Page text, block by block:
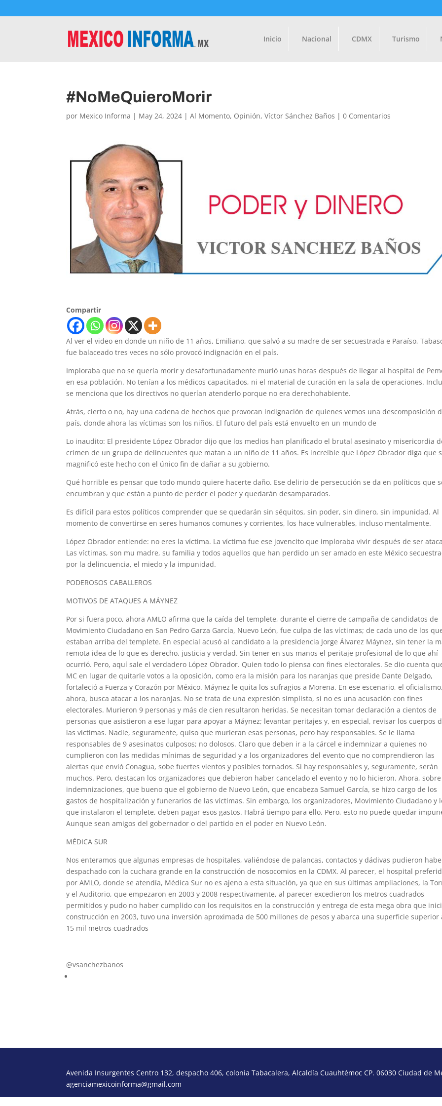
Inicio Nacional CDMX Turismo
#NoMeQuieroMorir
por Mexico Informa | May 24, 2024 |Al Momento, Opinión,Víctor Sánchez Baños |0 Comentarios
Compartir
Al ver el video en donde un niño de 11 años, Emiliano, que salvó a su madre de ser secuestrada e Paraíso,
fue balaceado tres veces no sólo provocó indignación en el país.
Imploraba que no se quería morir y desafortunadamente murió unas horas después de llegar al hospital de
en esa población. No tenían a los médicos capacitados, ni el material de curación en la sala de operaciones.
se menciona que los directivos no querían atenderlo porque no era derechohabiente.
Atrás, cierto o no, hay una cadena de hechos que provocan indignación de quienes vemos una descomposición
país, donde ahora las víctimas son los niños. El futuro del país está envuelto en un mundo de
Lo inaudito: El presidente López Obrador dijo que los medios han planificado el brutal asesinato y misericordia
crimen de un grupo de delincuentes que matan a un niño de 11 años. Es increíble que López Obrador diga que
magnificó este hecho con el único fin de dañar a su gobierno.
Qué horrible es pensar que todo mundo quiere hacerte daño. Ese delirio de persecución se da en políticos que
encumbran y que están a punto de perder el poder y quedarán desamparados.
Es difícil para estos políticos comprender que se quedarán sin séquitos, sin poder, sin dinero, sin impunidad. Al
momento de convertirse en seres humanos comunes y corrientes, los hace vulnerables, incluso mentalmente.
López Obrador entiende: no eres la víctima. La víctima fue ese jovencito que imploraba vivir después de ser
Las víctimas, son mu madre, su familia y todos aquellos que han perdido un ser amado en este México
por la delincuencia, el miedo y la impunidad.
PODEROSOS CABALLEROS
MOTIVOS DE ATAQUES A MÁYNEZ
Por si fuera poco, ahora AMLO afirma que la caída del templete, durante el cierre de campaña de candidatos de
Movimiento Ciudadano en San Pedro Garza García, Nuevo León, fue culpa de las víctimas; de cada uno de los
estaban arriba del templete. En especial acusó al candidato a la presidencia Jorge Álvarez Máynez, sin tener la
remota idea de lo que es derecho, justicia y verdad. Sin tener en sus manos el peritaje profesional de lo que ahí
ocurrió. Pero, aquí sale el verdadero López Obrador. Quien todo lo piensa con fines electorales. Se dio cuenta
MC en lugar de quitarle votos a la oposición, como era la misión para los naranjas que preside Dante Delgado,
fortaleció a Fuerza y Corazón por México. Máynez le quita los sufragios a Morena. En ese escenario, el oficialismo,
ahora, busca atacar a los naranjas. No se trata de una expresión simplista, si no es una acusación con fines
electorales. Murieron 9 personas y más de cien resultaron heridas. Se necesitan tomar declaración a cientos de
personas que asistieron a ese lugar para apoyar a Máynez; levantar peritajes y, en especial, revisar los cuerpos
las víctimas. Nadie, seguramente, quiso que murieran esas personas, pero hay responsables. Se le llama
responsables de 9 asesinatos culposos; no dolosos. Claro que deben ir a la cárcel e indemnizar a quienes no
cumplieron con las medidas mínimas de seguridad y a los organizadores del evento que no comprendieron las
alertas que envió Conagua, sobe fuertes vientos y posibles tornados. Si hay responsables y, seguramente, serán
muchos. Pero, destacan los organizadores que debieron haber cancelado el evento y no lo hicieron. Ahora, sobre
indemnizaciones, que bueno que el gobierno de Nuevo León, que encabeza Samuel García, se hizo cargo de los
gastos de hospitalización y funerarios de las víctimas. Sin embargo, los organizadores, Movimiento Ciudadano y
que instalaron el templete, deben pagar esos gastos. Habrá tiempo para ello. Pero, esto no puede quedar
Aunque sean amigos del gobernador o del partido en el poder en Nuevo León.
MÉDICA SUR
Nos enteramos que algunas empresas de hospitales, valiéndose de palancas, contactos y dádivas pudieron
despachado con la cuchara grande en la construcción de nosocomios en la CDMX. Al parecer, el hospital
por AMLO, donde se atendía, Médica Sur no es ajeno a esta situación, ya que en sus últimas ampliaciones, la
y el Auditorio, que empezaron en 2003 y 2008 respectivamente, al parecer excedieron los metros cuadrados
permitidos y pudo no haber cumplido con los requisitos en la construcción y entrega de esta mega obra que
construcción en 2003, tuvo una inversión aproximada de 500 millones de pesos y abarca una superficie superior
15 mil metros cuadrados
@vsanchezbanos
Avenida Insurgentes Centro 132, despacho 406, colonia Tabacalera, Alcaldía Cuauhtémoc CP. 06030 Ciudad de
agenciamexicoinforma@gmail.com